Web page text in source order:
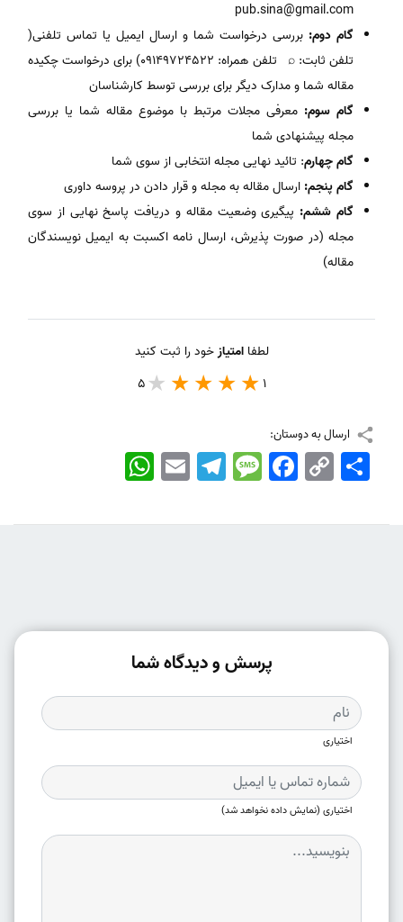
pub.sina@gmail.com
گام دوم: بررسی درخواست شما و ارسال ایمیل یا تماس تلفنی(
تلفن ثابت: ⌕ تلفن همراه: ۰۹۱۴۹۷۲۴۵۲۲) برای درخواست چکیده
مقاله شما و مدارک دیگر برای بررسی توسط کارشناسان
گام سوم: معرفی مجلات مرتبط با موضوع مقاله شما یا بررسی
مجله پیشنهادی شما
گام چهارم: تائید نهایی مجله انتخابی از سوی شما
گام پنجم: ارسال مقاله به مجله و قرار دادن در پروسه داوری
گام ششم: پیگیری وضعیت مقاله و دریافت پاسخ نهایی از سوی
مجله (در صورت پذیرش، ارسال نامه اکسبت به ایمیل نویسندگان
مقاله)
لطفاامتیازخود را ثبت کنید
1
5
ارسال به دوستان:
WhatsApp EmailTelegramMessageFacebook Copy
Link
اشتراک
پرسش و دیدگاه شما
اختیاری
اختیاری (نمایش داده نخواهد شد)